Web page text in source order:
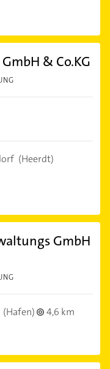
& Co.KG
(Heerdt)
GmbH
(Hafen)
4,6 km